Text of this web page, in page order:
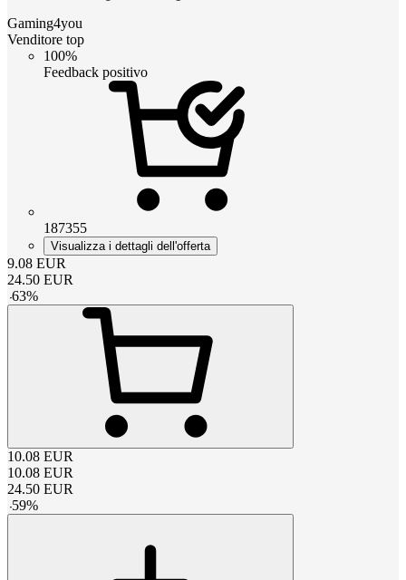
Gaming4you
Venditore top
100%
Feedback positivo
187355
Visualizza i dettagli dell'offerta
9.08 EUR
24.50 EUR
-63%
10.08 EUR
10.08 EUR
24.50 EUR
-59%